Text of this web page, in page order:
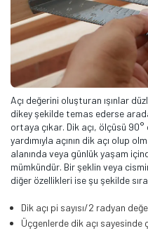
Açı değerini oluşturan ışınlar
dikey şekilde temas ederse
ortaya çıkar. Dik açı, ölçüsü
yardımıyla açının dik açı olup
alanında veya günlük yaşam
mümkündür. Bir şeklin veya
diğer özellikleri ise şu şekilde
Dik açı pi sayısı/2 radyan
Üçgenlerde dik açı